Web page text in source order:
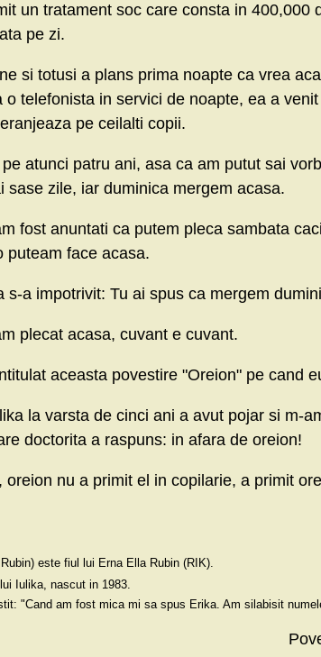
un tratament soc care consta in 400,000
pe zi.
si totusi a plans prima noapte ca vrea
o telefonista in servici de noapte, ea a
pe ceilalti copii.
atunci patru ani, asa ca am putut sai
sase zile, iar duminica mergem acasa.
fost anuntati ca putem pleca sambata
puteam face acasa.
s-a impotrivit: Tu ai spus ca mergem
plecat acasa, cuvant e cuvant.
aceasta povestire "Oreion" pe cand
la varsta de cinci ani a avut pojar si m-
doctorita a raspuns: in afara de oreion!
oreion nu a primit el in copilarie, a primit
este fiul lui Erna Ella Rubin (RIK).
Iulika, nascut in 1983.
"Cand am fost mica mi sa spus Erika. Am silabisit